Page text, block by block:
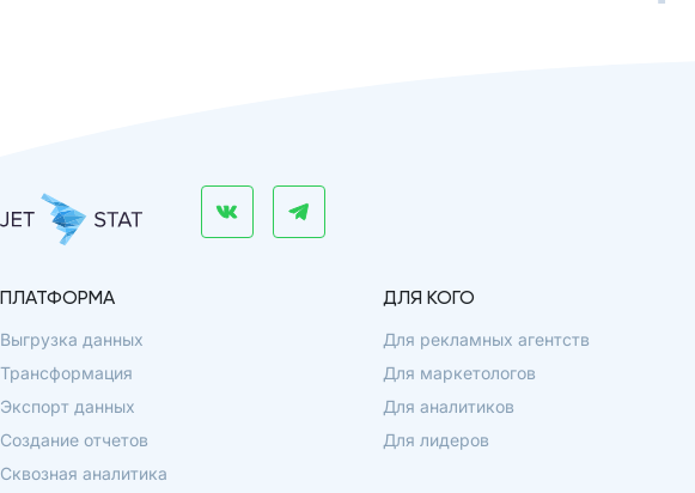
ПЛАТФОРМА
Выгрузка данных
Трансформация
Экспорт данных
Создание отчетов
Сквозная аналитика
ДЛЯ КОГО
Для рекламных агентств
Для маркетологов
Для аналитиков
Для лидеров